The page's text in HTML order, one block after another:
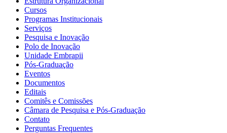
Cursos
Programas Institucionais
Serviços
Pesquisa e Inovação
Polo de Inovação
Unidade Embrapii
Pós-Graduação
Eventos
Documentos
Editais
Comitês e Comissões
Câmara de Pesquisa e Pós-Graduação
Contato
Perguntas Frequentes